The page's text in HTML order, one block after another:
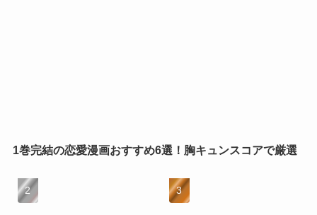
1巻完結の恋愛漫画おすすめ6選！胸キュンスコアで厳選